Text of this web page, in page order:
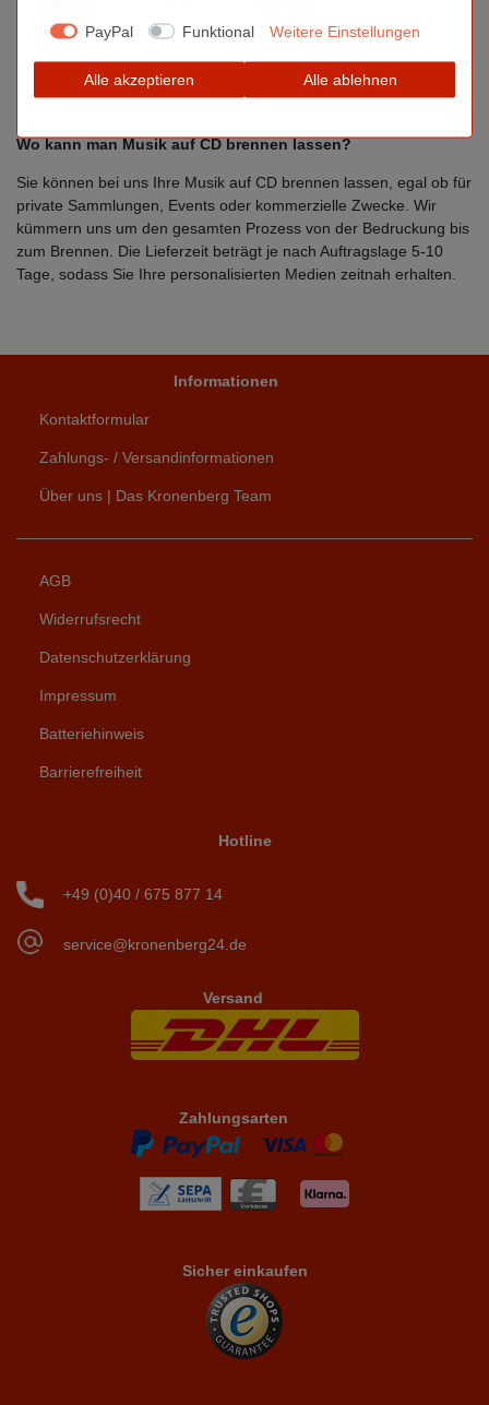
Farben
Vollflächiger Druck bis zum Rand (Full Coverage Printing)
Beständigkeit gegen Kratzer und Abrieb
Wo kann man Musik auf CD brennen lassen?
Sie können bei uns Ihre Musik auf CD brennen lassen, egal ob für
private Sammlungen, Events oder kommerzielle Zwecke. Wir
kümmern uns um den gesamten Prozess von der Bedruckung bis
zum Brennen. Die Lieferzeit beträgt je nach Auftragslage 5-10
Tage, sodass Sie Ihre personalisierten Medien zeitnah erhalten.
Informationen
Kontaktformular
Zahlungs- / Versandinformationen
Über uns | Das Kronenberg Team
AGB
Widerrufsrecht
Datenschutzerklärung
Impressum
Batteriehinweis
Barrierefreiheit
Hotline
+49 (0)40 / 675 877 14
service@kronenberg24.de
Versand
Zahlungsarten
Sicher einkaufen
PayPal Funktional Weitere Einstellungen
Alle akzeptieren Alle ablehnen